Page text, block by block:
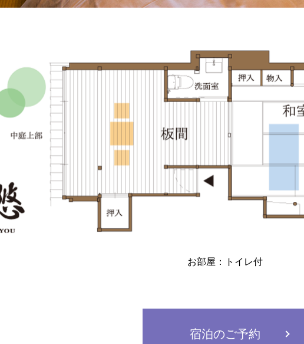
お部屋：トイレ付
宿泊のご予約